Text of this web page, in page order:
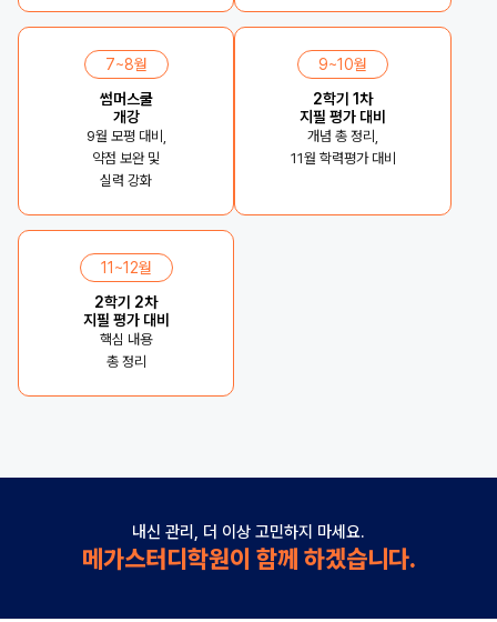
7~8월
썸머스쿨
개강
9월 모평 대비,
약점 보완 및
실력 강화
9~10월
2학기 1차
지필 평가 대비
개념 총 정리,
11월 학력평가 대비
11~12월
2학기 2차
지필 평가 대비
핵심 내용
총 정리
내신 관리, 더 이상 고민하지 마세요.
메가스터디학원이 함께 하겠습니다.